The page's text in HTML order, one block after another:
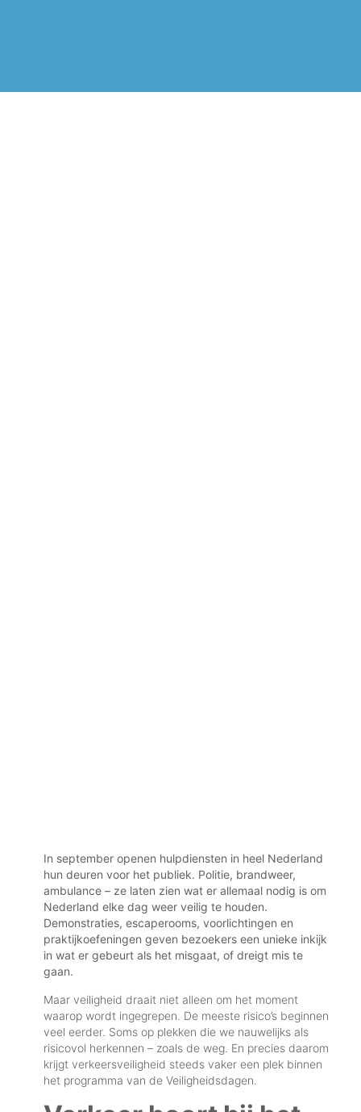
In september openen hulpdiensten in heel Nederland
hun deuren voor het publiek. Politie, brandweer,
ambulance – ze laten zien wat er allemaal nodig is om
Nederland elke dag weer veilig te houden.
Demonstraties, escaperooms, voorlichtingen en
praktijkoefeningen geven bezoekers een unieke inkijk
in wat er gebeurt als het misgaat, of dreigt mis te
gaan.
Maar veiligheid draait niet alleen om het moment
waarop wordt ingegrepen. De meeste risico’s beginnen
veel eerder. Soms op plekken die we nauwelijks als
risicovol herkennen – zoals de weg. En precies daarom
krijgt verkeersveiligheid steeds vaker een plek binnen
het programma van de Veiligheidsdagen.